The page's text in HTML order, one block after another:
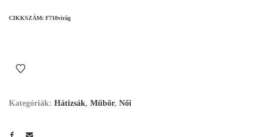
CIKKSZÁM: F710virág
Kategóriák: Hátizsák, Műbőr, Női